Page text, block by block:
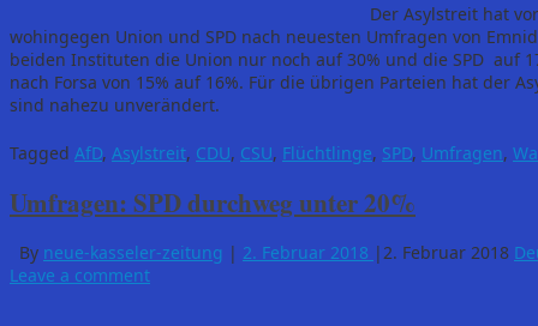
Der Asylstreit hat
wohingegen Union und SPD nach neuesten Umfragen von
beiden Instituten die Union nur noch auf 30% und die SPD auf
nach Forsa von 15% auf 16%. Für die übrigen Parteien hat der
sind nahezu unverändert.
Tagged AfD, Asylstreit, CDU, CSU, Flüchtlinge, SPD, Umfragen,
Umfragen: SPD durchweg unter 20%
By neue-kasseler-zeitung | 2. Februar 2018 |2. Februar 2018
Leave a comment